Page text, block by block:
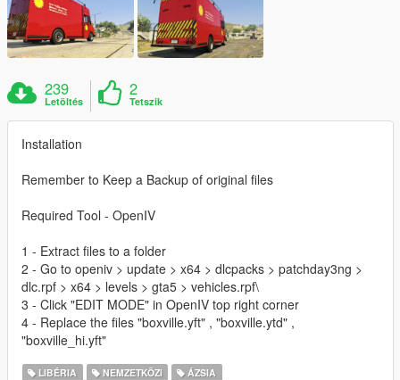
239
Letöltés
2
Tetszik
Installation
Remember to Keep a Backup of original files
Required Tool - OpenIV
1 - Extract files to a folder
2 - Go to openiv > update > x64 > dlcpacks > patchday3ng >
dlc.rpf > x64 > levels > gta5 > vehicles.rpf\
3 - Click "EDIT MODE" in OpenIV top right corner
4 - Replace the files "boxville.yft" , "boxville.ytd" ,
"boxville_hi.yft"
LIBÉRIA NEMZETKÖZI ÁZSIA